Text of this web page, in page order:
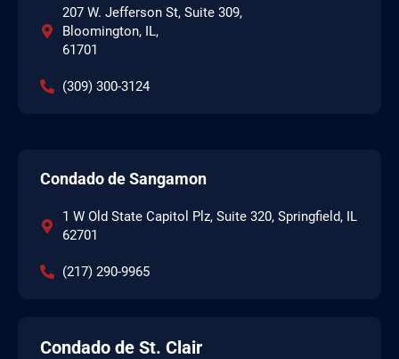
207 W. Jefferson St, Suite 309,
Bloomington, IL,
61701
(309) 300-3124
Condado de Sangamon
1 W Old State Capitol Plz, Suite 320, Springfield, IL
62701
(217) 290-9965
Condado de St. Clair